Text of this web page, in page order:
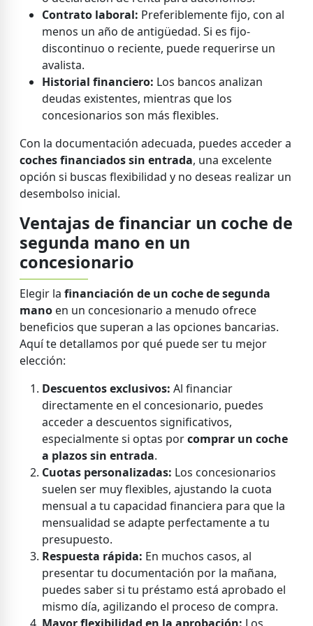
Contrato laboral: Preferiblemente fijo, con al
menos un año de antigüedad. Si es fijo-
discontinuo o reciente, puede requerirse un
avalista.
Historial financiero: Los bancos analizan
deudas existentes, mientras que los
concesionarios son más flexibles.
Con la documentación adecuada, puedes acceder a
coches financiados sin entrada, una excelente
opción si buscas flexibilidad y no deseas realizar un
desembolso inicial.
Ventajas de financiar un coche de
segunda mano en un
concesionario
Elegir la financiación de un coche de segunda
mano en un concesionario a menudo ofrece
beneficios que superan a las opciones bancarias.
Aquí te detallamos por qué puede ser tu mejor
elección:
Descuentos exclusivos: Al financiar
directamente en el concesionario, puedes
acceder a descuentos significativos,
especialmente si optas porcomprar un coche
a plazos sin entrada.
Cuotas personalizadas: Los concesionarios
suelen ser muy flexibles, ajustando la cuota
mensual a tu capacidad financiera para que la
mensualidad se adapte perfectamente a tu
presupuesto.
Respuesta rápida: En muchos casos, al
presentar tu documentación por la mañana,
puedes saber si tu préstamo está aprobado el
mismo día, agilizando el proceso de compra.